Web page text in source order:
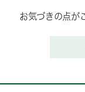
お気づきの点が